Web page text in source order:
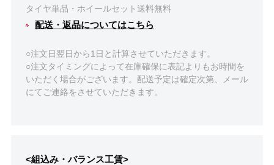
タイヤ単品・ホイールセット送料無料
配送・返品についてはこちら
○注文日翌日から1日と計算させていただきます。
○注文タイミングによって在庫確保に表記よりもお時間を
いただく場合がございます。配送予定は確定次第、メール
にてご連絡をさせていただきます。
<組込み・バランス工賃>